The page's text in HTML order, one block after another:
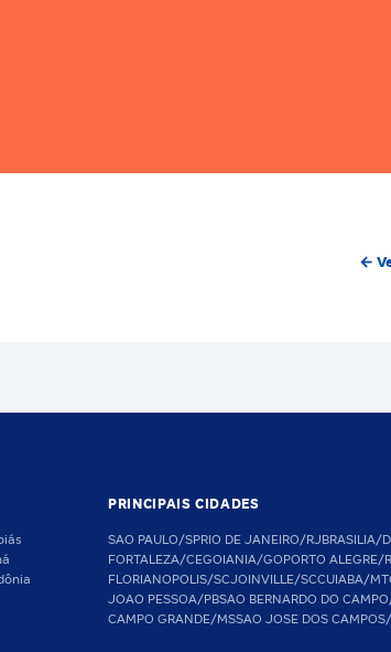
←
PRINCIPAIS CIDADES
SAO PAULO/SPRIO DE JANEIRO/RJBRASILIA/
FORTALEZA/CEGOIANIA/GOPORTO ALEGRE/
FLORIANOPOLIS/SCJOINVILLE/SCCUIABA/MT
JOAO PESSOA/PBSAO BERNARDO DO
CAMPO GRANDE/MSSAO JOSE DOS